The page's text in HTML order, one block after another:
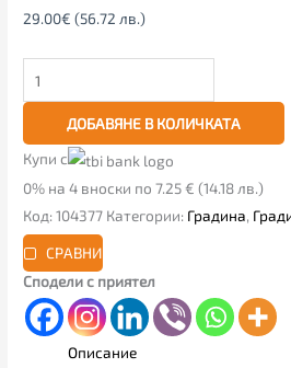
29.00€ (56.72 лв.)
ДОБАВЯНЕ В КОЛИЧКАТА
Купи с
0% на 4 вноски по 7.25 € (14.18 лв.)
Код:104377 Категории: Градина,
СРАВНИ
Сподели с приятел
Описание